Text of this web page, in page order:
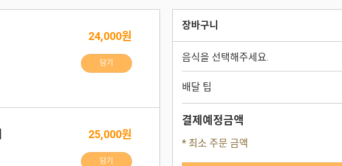
24,000원
담기
25,000원
담기
장바구니
음식을 선택해주세요.
배달 팁
결제예정금액
* 최소 주문 금액